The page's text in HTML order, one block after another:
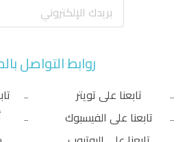
روابط التواصل
تابعنا على تويتر
تابعنا على الفيسبوك